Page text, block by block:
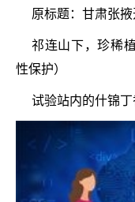
原标题：甘肃张
祁连山下，珍稀
性保护）
试验站内的什锦